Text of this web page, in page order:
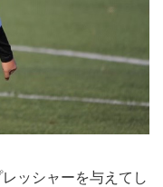
ッシャーを与えてし